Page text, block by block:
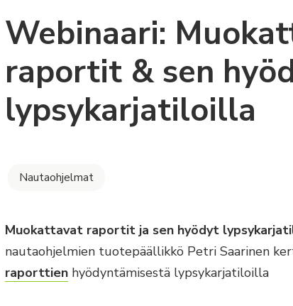
Webinaari:
raportit & sen
lypsykarjatiloilla
Nautaohjelmat
Muokattavat raportit ja sen hyödyt
nautaohjelmien tuotepäällikkö Petri Saarinen
raporttien hyödyntämisestä lypsykarjatiloilla